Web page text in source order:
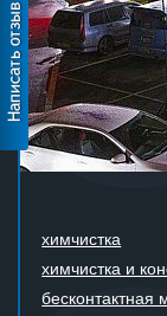
химчистка
химчистка и
бесконтактная